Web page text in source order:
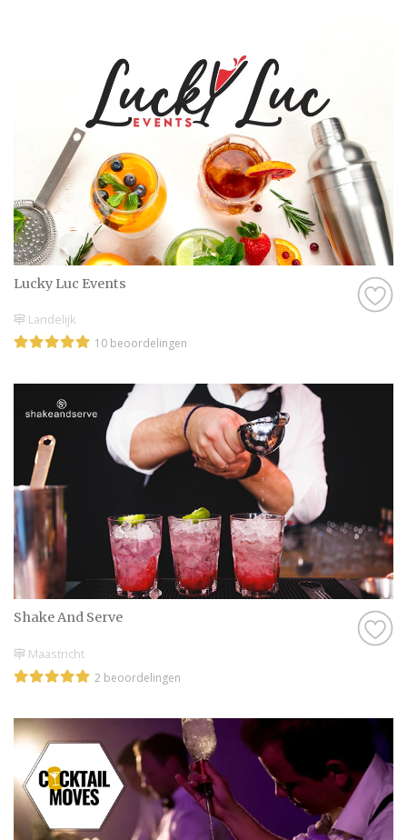
Lucky Luc Events
Landelijk
10 beoordelingen
Shake And Serve
Maastricht
2 beoordelingen